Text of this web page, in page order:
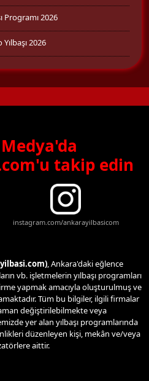
Programı 2026
2026
takip edin
instagram.com/ankarayilbasicom
, Ankara'daki eğlence
vb. işletmelerin yılbaşı programları
yapmak amacıyla oluşturulmuş ve
Tüm bu bilgiler, ilgili firmalar
değiştirilebilmekte veya
yer alan yılbaşı programlarında
düzenleyen kişi, mekân ve/veya
aittir.